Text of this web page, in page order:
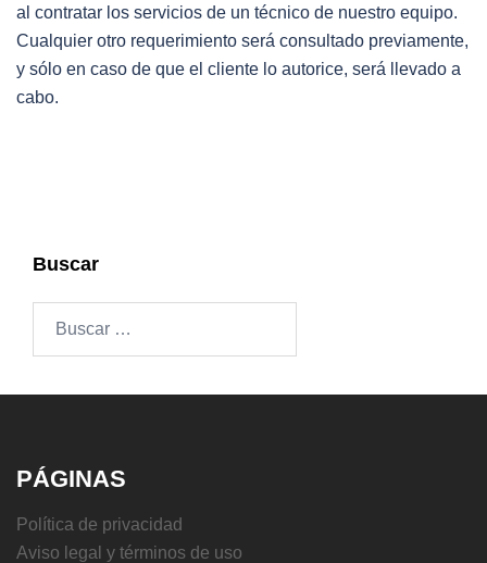
al contratar los servicios de un técnico de nuestro equipo.
Cualquier otro requerimiento será consultado previamente,
y sólo en caso de que el cliente lo autorice, será llevado a
cabo.
Buscar
PÁGINAS
Política de privacidad
Aviso legal y términos de uso